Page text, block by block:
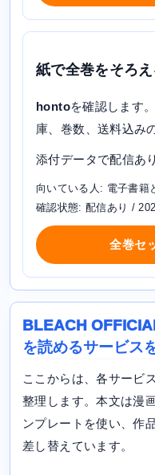
紙で全巻をそろえ
hontoを確認します
庫、巻数、送料込み
添付データで配信あり
向いている人: 電子書籍
確認状態: 配信あり /
全巻セ
BLEACH
を読めるサービス
ここからは、各サービ
整理します。本文は漫
ンプレートを使い、作
差し替えています。